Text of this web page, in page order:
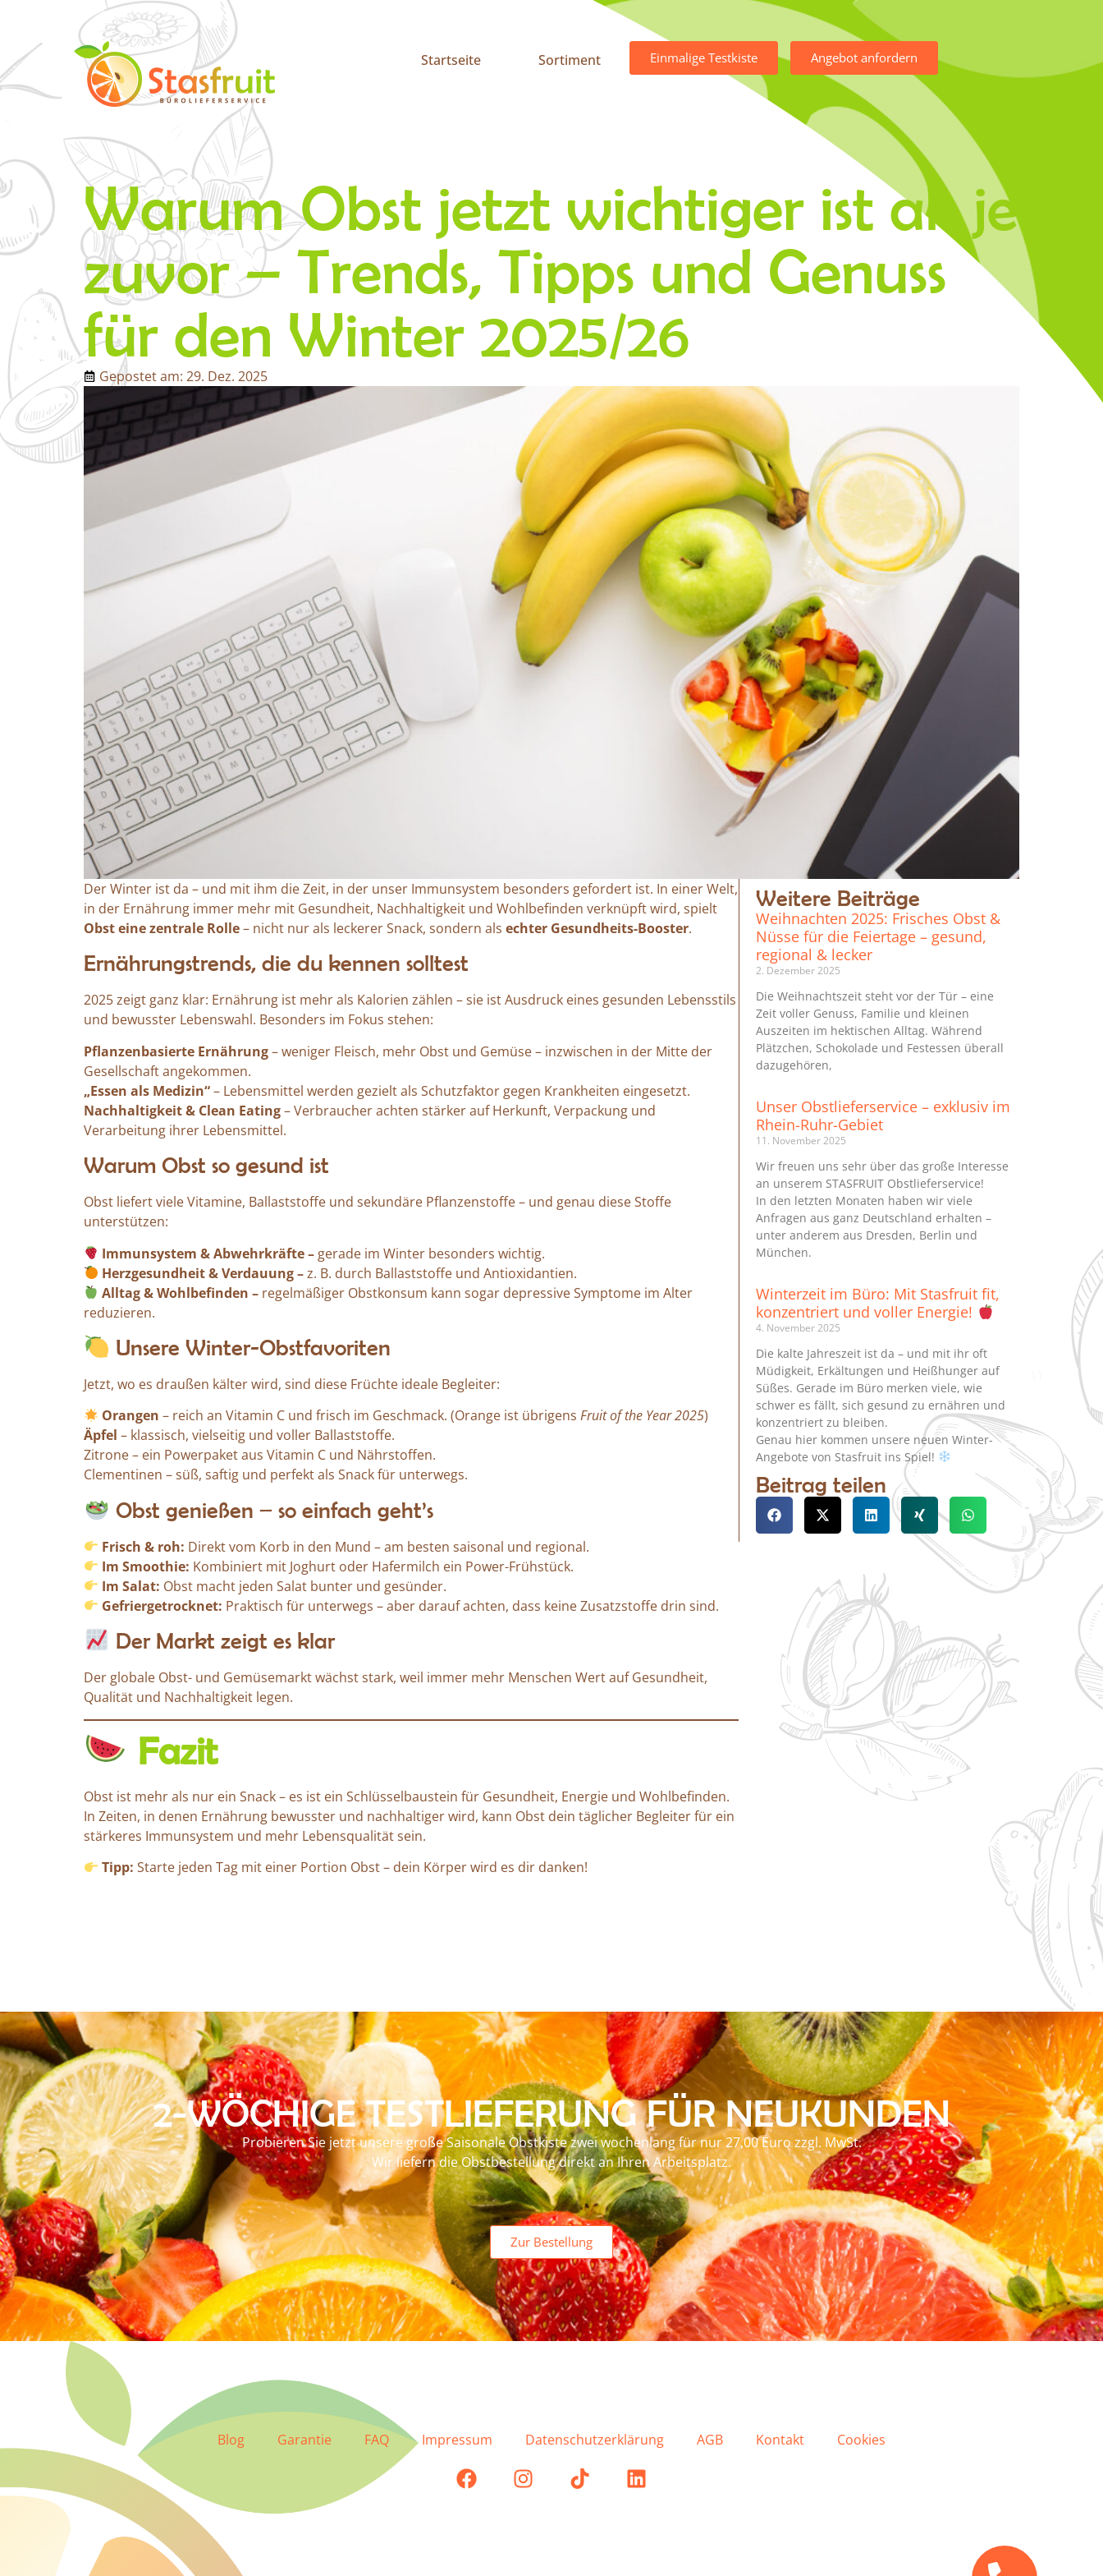
Startseite Sortiment Einmalige Testkiste Angebot anfordern
Warum Obst jetzt wichtiger ist als je
zuvor – Trends, Tipps und Genuss
für den Winter 2025/26
Gepostet am: 29. Dez. 2025
Der Winter ist da – und mit ihm die Zeit, in der unser Immunsystem besonders gefordert ist. In einer Welt,
in der Ernährung immer mehr mit Gesundheit, Nachhaltigkeit und Wohlbefinden verknüpft wird, spielt
Obst eine zentrale Rolle– nicht nur als leckerer Snack, sondern als echter Gesundheits-Booster.
Ernährungstrends, die du kennen solltest
2025 zeigt ganz klar: Ernährung ist mehr als Kalorien zählen – sie ist Ausdruck eines gesunden Lebensstils
und bewusster Lebenswahl. Besonders im Fokus stehen:
Pflanzenbasierte Ernährung– weniger Fleisch, mehr Obst und Gemüse – inzwischen in der Mitte der
Gesellschaft angekommen.
„Essen als Medizin“– Lebensmittel werden gezielt als Schutzfaktor gegen Krankheiten eingesetzt.
Nachhaltigkeit & Clean Eating– Verbraucher achten stärker auf Herkunft, Verpackung und
Verarbeitung ihrer Lebensmittel.
Warum Obst so gesund ist
Obst liefert viele Vitamine, Ballaststoffe und sekundäre Pflanzenstoffe – und genau diese Stoffe
unterstützen:
Immunsystem & Abwehrkräfte – gerade im Winter besonders wichtig.
Herzgesundheit & Verdauung –z. B. durch Ballaststoffe und Antioxidantien.
Alltag & Wohlbefinden – regelmäßiger Obstkonsum kann sogar depressive Symptome im Alter
reduzieren.
Unsere Winter-Obstfavoriten
Jetzt, wo es draußen kälter wird, sind diese Früchte ideale Begleiter:
Orangen – reich an Vitamin C und frisch im Geschmack. (Orange ist übrigensFruit of the Year 2025)
Äpfel – klassisch, vielseitig und voller Ballaststoffe.
Zitrone – ein Powerpaket aus Vitamin C und Nährstoffen.
Clementinen – süß, saftig und perfekt als Snack für unterwegs.
Obst genießen – so einfach geht’s
Frisch & roh: Direkt vom Korb in den Mund – am besten saisonal und regional.
Im Smoothie: Kombiniert mit Joghurt oder Hafermilch ein Power-Frühstück.
Im Salat: Obst macht jeden Salat bunter und gesünder.
Gefriergetrocknet: Praktisch für unterwegs – aber darauf achten, dass keine Zusatzstoffe drin sind.
Der Markt zeigt es klar
Der globale Obst- und Gemüsemarkt wächst stark, weil immer mehr Menschen Wert auf Gesundheit,
Qualität und Nachhaltigkeit legen.
Fazit
Obst ist mehr als nur ein Snack – es ist ein Schlüsselbaustein für Gesundheit, Energie und Wohlbefinden.
In Zeiten, in denen Ernährung bewusster und nachhaltiger wird, kann Obst dein täglicher Begleiter für ein
stärkeres Immunsystem und mehr Lebensqualität sein.
Tipp: Starte jeden Tag mit einer Portion Obst – dein Körper wird es dir danken!
Weitere Beiträge
Weihnachten 2025: Frisches Obst &
Nüsse für die Feiertage – gesund,
regional & lecker
2. Dezember 2025
Die Weihnachtszeit steht vor der Tür – eine
Zeit voller Genuss, Familie und kleinen
Auszeiten im hektischen Alltag. Während
Plätzchen, Schokolade und Festessen überall
dazugehören,
Unser Obstlieferservice – exklusiv im
Rhein-Ruhr-Gebiet
11. November 2025
Wir freuen uns sehr über das große Interesse
an unserem STASFRUIT Obstlieferservice!
In den letzten Monaten haben wir viele
Anfragen aus ganz Deutschland erhalten –
unter anderem aus Dresden, Berlin und
München.
Winterzeit im Büro: Mit Stasfruit fit,
konzentriert und voller Energie!
4. November 2025
Die kalte Jahreszeit ist da – und mit ihr oft
Müdigkeit, Erkältungen und Heißhunger auf
Süßes. Gerade im Büro merken viele, wie
schwer es fällt, sich gesund zu ernähren und
konzentriert zu bleiben.
Genau hier kommen unsere neuen Winter-
Angebote von Stasfruit ins Spiel!
Beitrag teilen
2-WÖCHIGE TESTLIEFERUNG FÜR NEUKUNDEN
Probieren Sie jetzt unsere große Saisonale Obstkiste zwei wochenlang für nur 27,00 Euro zzgl. MwSt.
Wir liefern die Obstbestellung direkt an Ihren Arbeitsplatz.
Zur Bestellung
Blog Garantie FAQ Impressum Datenschutzerklärung AGB Kontakt Cookies